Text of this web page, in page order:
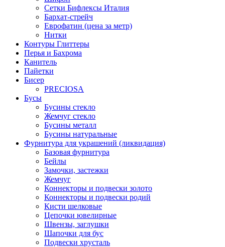
Сетки Бифлексы Италия
Бархат-стрейч
Еврофатин (цена за метр)
Нитки
Контуры Глиттеры
Перья и Бахрома
Канитель
Пайетки
Бисер
PRECIOSA
Бусы
Бусины стекло
Жемчуг стекло
Бусины металл
Бусины натуральные
Фурнитура для украшений (ликвидация)
Базовая фурнитура
Бейлы
Замочки, застежки
Жемчуг
Коннекторы и подвески золото
Коннекторы и подвески родий
Кисти шелковые
Цепочки ювелирные
Швензы, заглушки
Шапочки для бус
Подвески хрусталь